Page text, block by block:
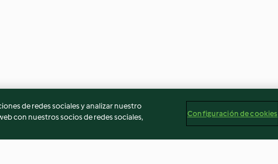
de redes sociales y analizar nuestro
con nuestros socios de redes sociales,
Configuración de cookies